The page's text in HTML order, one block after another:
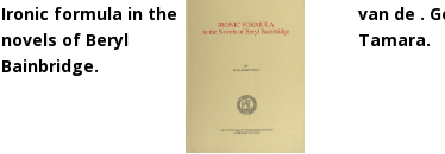
Ironic formula in the
novels of Beryl
Bainbridge.
van de .
Tamara.